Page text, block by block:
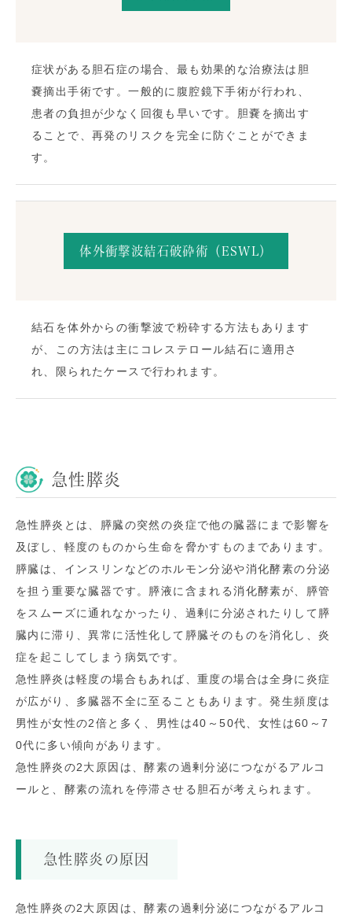
症状がある胆石症の場合、最も効果的な治療法は胆
嚢摘出手術です。一般的に腹腔鏡下手術が行われ、
患者の負担が少なく回復も早いです。胆嚢を摘出す
ることで、再発のリスクを完全に防ぐことができま
す。
体外衝撃波結石破砕術（ESWL）
結石を体外からの衝撃波で粉砕する方法もあります
が、この方法は主にコレステロール結石に適用さ
れ、限られたケースで行われます。
急性膵炎
急性膵炎とは、膵臓の突然の炎症で他の臓器にまで影響を
及ぼし、軽度のものから生命を脅かすものまであります。
膵臓は、インスリンなどのホルモン分泌や消化酵素の分泌
を担う重要な臓器です。膵液に含まれる消化酵素が、膵管
をスムーズに通れなかったり、過剰に分泌されたりして膵
臓内に滞り、異常に活性化して膵臓そのものを消化し、炎
症を起こしてしまう病気です。
急性膵炎は軽度の場合もあれば、重度の場合は全身に炎症
が広がり、多臓器不全に至ることもあります。発生頻度は
男性が女性の2倍と多く、男性は40 ～50代、女性は60 ～7
0代に多い傾向があります。
急性膵炎の2大原因は、酵素の過剰分泌につながるアルコ
ールと、酵素の流れを停滞させる胆石が考えられます。
急性膵炎の原因
急性膵炎の2大原因は、酵素の過剰分泌につながるアルコ